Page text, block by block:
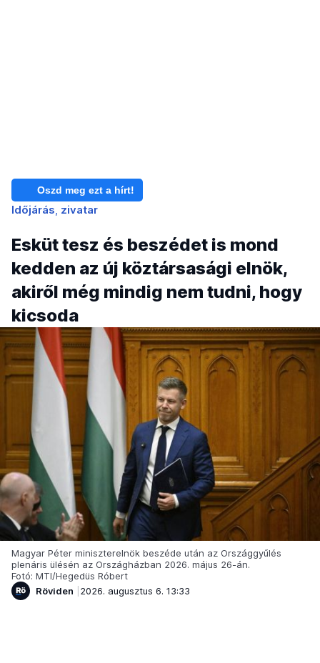
Oszd meg ezt a hírt!
Időjárás zivatar
Esküt tesz és beszédet is mond
kedden az új köztársasági elnök,
akiről még mindig nem tudni, hogy
kicsoda
Magyar Péter miniszterelnök beszéde után az Országgyűlés
plenáris ülésén az Országházban 2026. május 26-án.
Fotó: MTI/Hegedüs Róbert
Röviden
2026. augusztus 6. 13:33